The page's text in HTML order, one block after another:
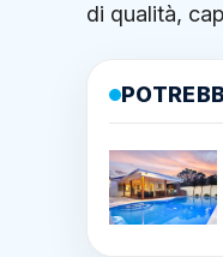
di qualità,